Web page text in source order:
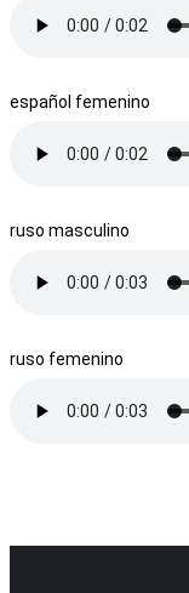
español femenino
ruso masculino
ruso femenino